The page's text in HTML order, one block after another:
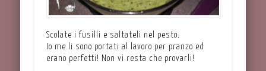
Scolate i fusilli e saltateli nel pesto.
Io me li sono portati al lavoro per pranzo ed
erano perfetti! Non vi resta che provarli!